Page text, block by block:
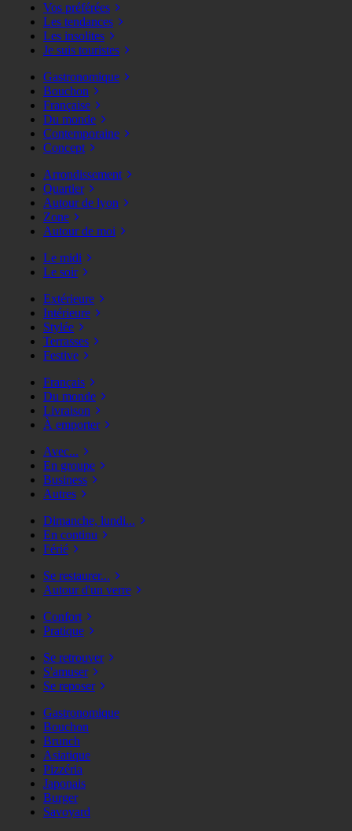
Vos préférées
Les tendances
Les insolites
Je suis touristes
Gastronomique
Bouchon
Française
Du monde
Contemporaine
Concept
Arrondissement
Quartier
Autour de lyon
Zone
Autour de moi
Le midi
Le soir
Extérieure
Intérieure
Stylée
Terrasses
Festive
Français
Du monde
Livraison
À emporter
Avec...
En groupe
Business
Autres
Dimanche, lundi...
En continu
Férié
Se restaurer...
Autour d'un verre
Confort
Pratique
Se retrouver
S'amuser
Se reposer
Gastronomique
Bouchon
Brunch
Asiatique
Pizzéria
Japonais
Burger
Savoyard